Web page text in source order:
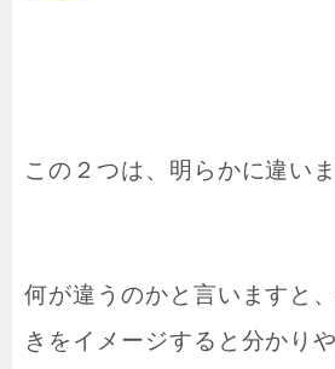
この２つは、明らかに違いま
何が違うのかと言いますと
きをイメージすると分かり